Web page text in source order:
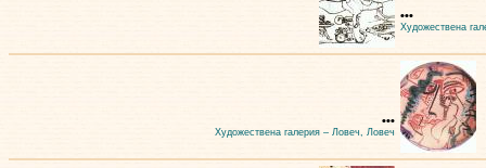
•••
Художествена
•••
Художествена галерия – Ловеч, Ловеч